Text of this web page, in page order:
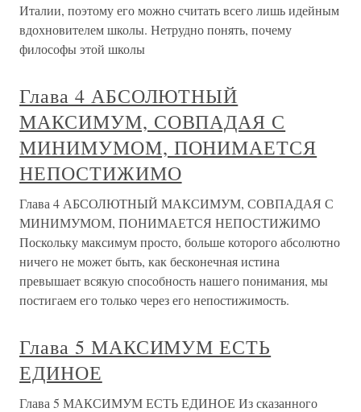
Италии, поэтому его можно считать всего лишь идейным
вдохновителем школы. Нетрудно понять, почему
философы этой школы
Глава 4 АБСОЛЮТНЫЙ
МАКСИМУМ, СОВПАДАЯ С
МИНИМУМОМ, ПОНИМАЕТСЯ
НЕПОСТИЖИМО
Глава 4 АБСОЛЮТНЫЙ МАКСИМУМ, СОВПАДАЯ С
МИНИМУМОМ, ПОНИМАЕТСЯ НЕПОСТИЖИМО
Поскольку максимум просто, больше которого абсолютно
ничего не может быть, как бесконечная истина
превышает всякую способность нашего понимания, мы
постигаем его только через его непостижимость.
Глава 5 МАКСИМУМ ЕСТЬ
ЕДИНОЕ
Глава 5 МАКСИМУМ ЕСТЬ ЕДИНОЕ Из сказанного